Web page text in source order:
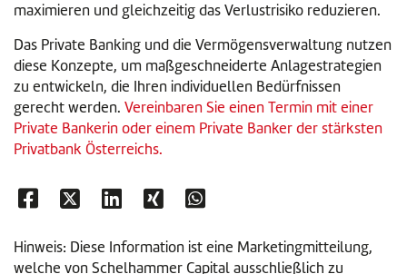
maximieren und gleichzeitig das Verlustrisiko reduzieren.
Das Private Banking und die Vermögensverwaltung nutzen
diese Konzepte, um maßgeschneiderte Anlagestrategien
zu entwickeln, die Ihren individuellen Bedürfnissen
gerecht werden. Vereinbaren Sie einen Termin mit einer
Private Bankerin oder einem Private Banker der stärksten
Privatbank Österreichs.
Hinweis: Diese Information ist eine Marketingmitteilung,
welche von Schelhammer Capital ausschließlich zu